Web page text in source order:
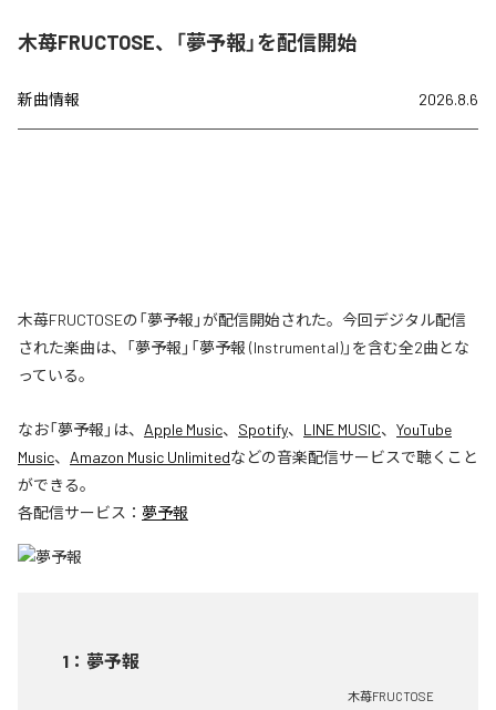
木苺FRUCTOSE、「夢予報」を配信開始
新曲情報 2026.8.6
木苺FRUCTOSEの「夢予報」が配信開始された。今回デジタル配信
された楽曲は、「夢予報」「夢予報 (Instrumental)」を含む全2曲とな
っている。
なお「夢予報 」は、 Apple Music、 Spotify、 LINE MUSIC、 YouTube
Music、 Amazon Music Unlimitedなどの音楽配信サービスで聴くこと
ができる。
各配信サービス： 夢予報
1 ： 夢予報
木苺FRUCTOSE